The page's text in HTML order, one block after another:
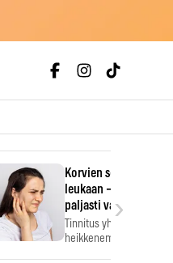
Korvien soiminen
leukaan – 47 349
paljasti vahvan
Tinnitus yhdistetään
heikkenemiseen.
›